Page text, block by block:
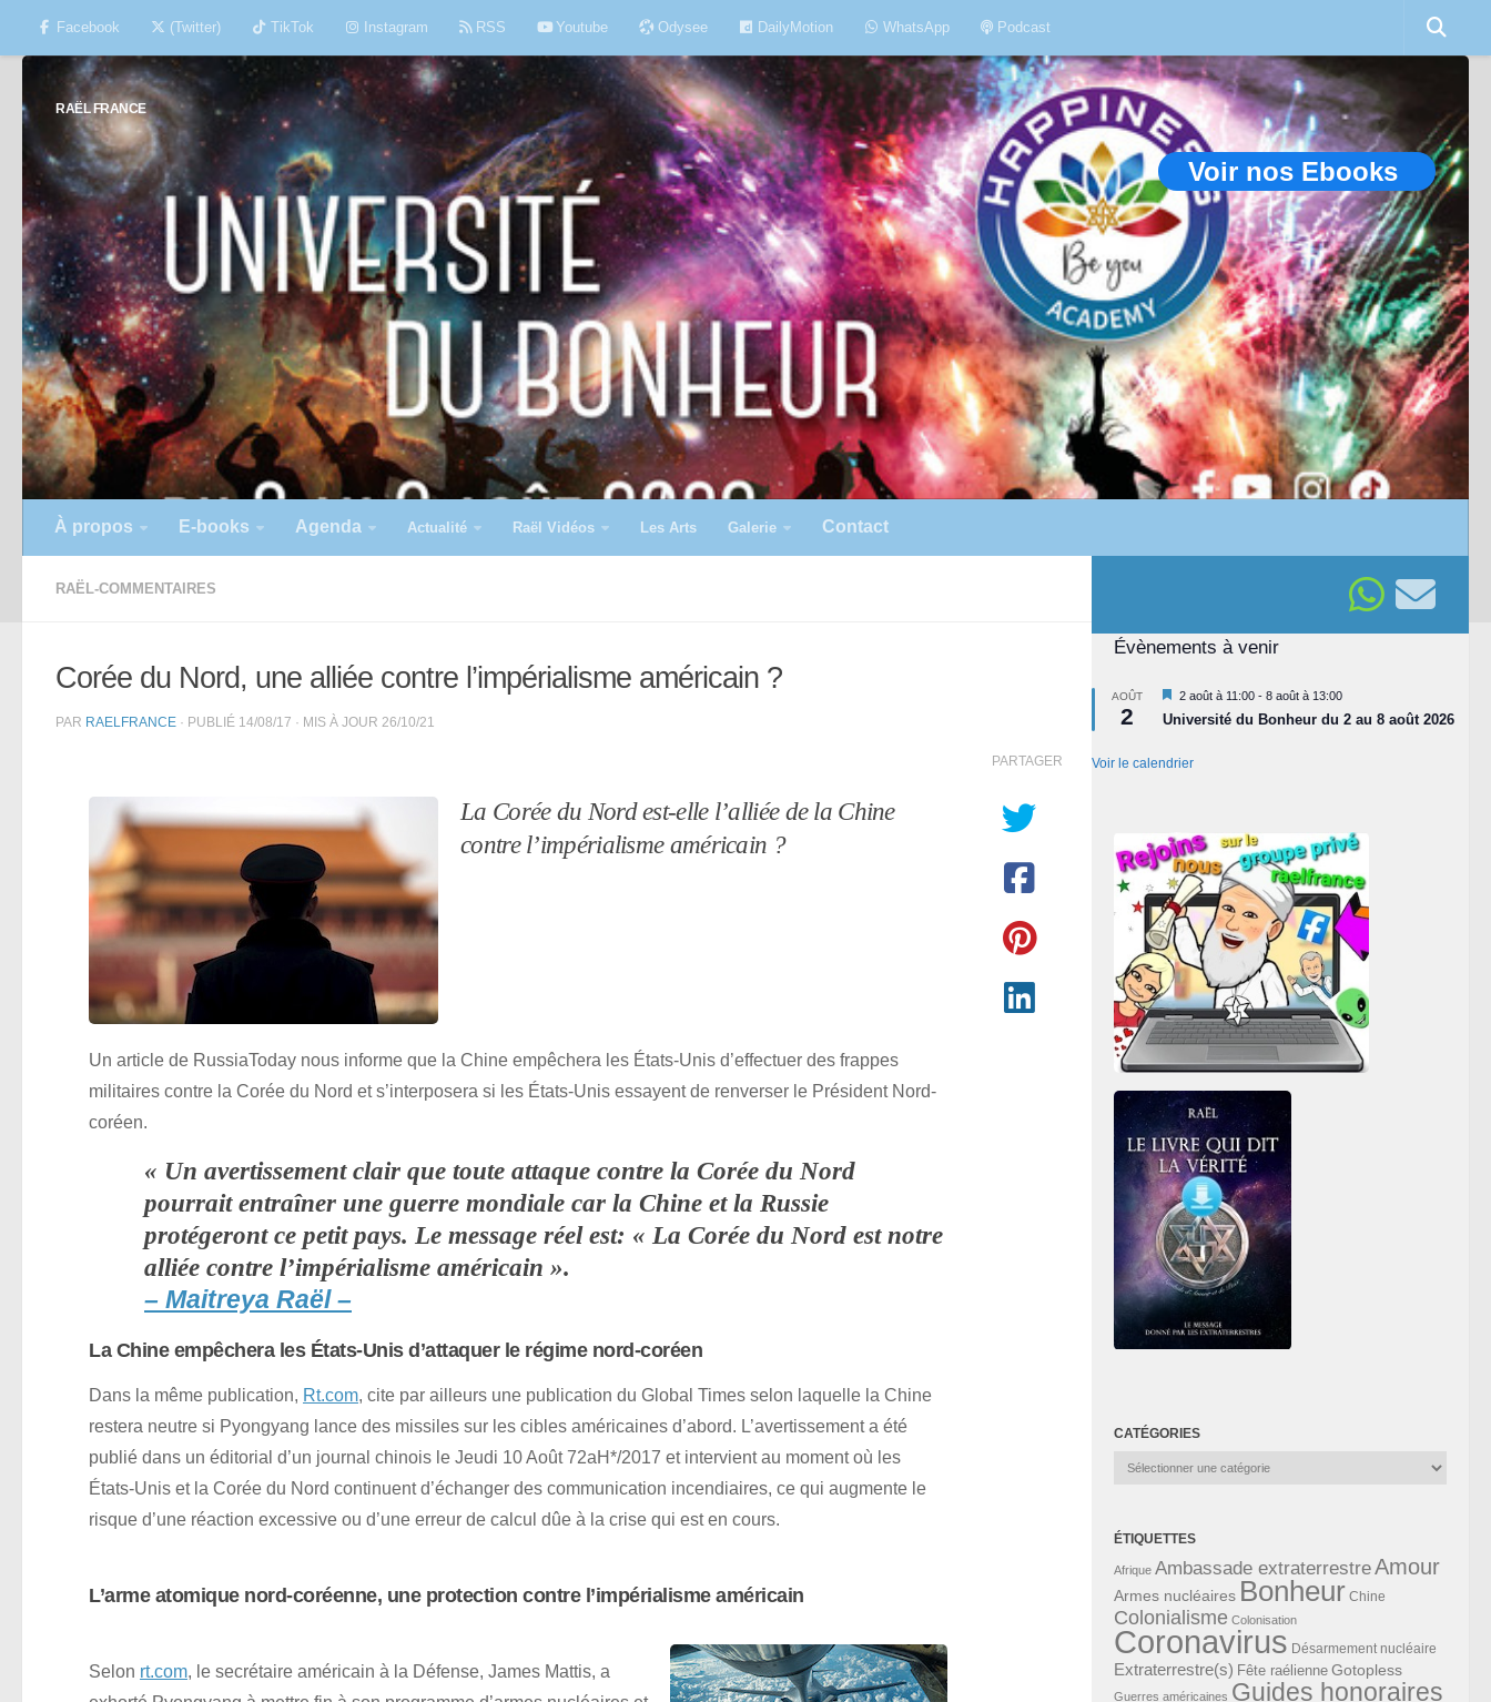
Skip to content
Facebook (Twitter) TikTok Instagram RSS Youtube Odysee DailyMotion WhatsApp Podcast
RAËL FRANCE
Voir nos Ebooks
À propos E-books Agenda Actualité Raël Vidéos Les Arts Galerie Contact
RAËL-COMMENTAIRES
Corée du Nord, une alliée contre l’impérialisme américain ?
PAR RAELFRANCE · PUBLIÉ 14/08/17 · MIS À JOUR 26/10/21
La Corée du Nord est-elle l’alliée de la Chine
contre l’impérialisme américain ?
Un article de RussiaToday nous informe que la Chine empêchera les États-Unis d’effectuer des frappes
militaires contre la Corée du Nord et s’interposera si les États-Unis essayent de renverser le Président Nord-
coréen.
« Un avertissement clair que toute attaque contre la Corée du Nord
pourrait entraîner une guerre mondiale car la Chine et la Russie
protégeront ce petit pays. Le message réel est: « La Corée du Nord est notre
alliée contre l’impérialisme américain ».
– Maitreya Raël –
La Chine empêchera les États-Unis d’attaquer le régime nord-coréen
Dans la même publication, Rt.com, cite par ailleurs une publication du Global Times selon laquelle la Chine
restera neutre si Pyongyang lance des missiles sur les cibles américaines d’abord. L’avertissement a été
publié dans un éditorial d’un journal chinois le Jeudi 10 Août 72aH*/2017 et intervient au moment où les
États-Unis et la Corée du Nord continuent d’échanger des communication incendiaires, ce qui augmente le
risque d’une réaction excessive ou d’une erreur de calcul dûe à la crise qui est en cours.
L’arme atomique nord-coréenne, une protection contre l’impérialisme américain
Selon rt.com, le secrétaire américain à la Défense, James Mattis, a
PARTAGER
Évènements à venir
AOÛT
2
Mis
en
avant
2 août à 11:00 - 8 août à 13:00
Université du Bonheur du 2 au 8 août 2026
Voir le calendrier
CATÉGORIES
Catégories
ÉTIQUETTES
Afrique Ambassade extraterrestreAmour
Armes nucléaires Bonheur Chine
Colonialisme Colonisation
Coronavirus Désarmement nucléaire
Extraterrestre(s) Fête raélienne Gotopless
Guerres américaines Guides honoraires